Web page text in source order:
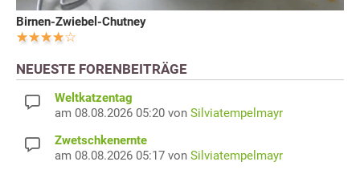
Birnen-Zwiebel-Chutney
NEUESTE FORENBEITRÄGE
Weltkatzentag
am 08.08.2026 05:20 von Silviatempelmayr
Zwetschkenernte
am 08.08.2026 05:17 von Silviatempelmayr